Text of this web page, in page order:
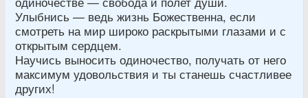
Улыбнись — ведь жизнь Божественна, если
смотреть на мир широко раскрытыми глазами и с
открытым сердцем.
Научись выносить одиночество, получать от него
максимум удовольствия и ты станешь счастливее
других!